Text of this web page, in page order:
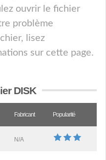
ouvrir le fichier
problème
lisez
sur cette page.
DISK
Fabricant Popularité
N/A